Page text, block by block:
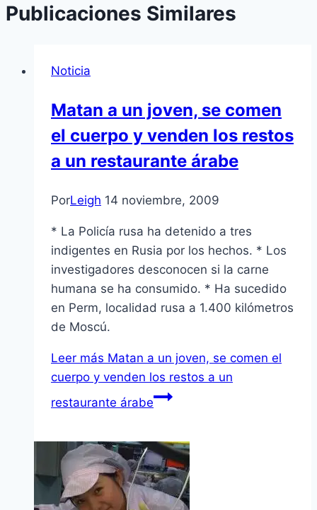
Publicaciones Similares
Noticia
Matan a un joven, se comen
el cuerpo y venden los restos
a un restaurante árabe
PorLeigh 14 noviembre, 2009
* La Policí­a rusa ha detenido a tres
indigentes en Rusia por los hechos. * Los
investigadores desconocen si la carne
humana se ha consumido. * Ha sucedido
en Perm, localidad rusa a 1.400 kilómetros
de Moscú.
Leer más Matan a un joven, se comen el
cuerpo y venden los restos a un
restaurante árabe